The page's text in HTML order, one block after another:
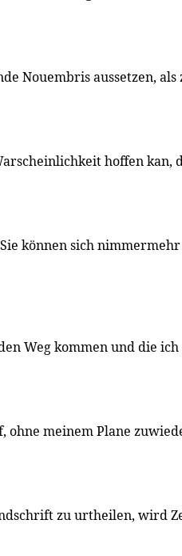
Nouembris aussetzen,
hoffen kan,
können sich
Weg kommen und die
ohne meinem Plane
zu urtheilen, wird